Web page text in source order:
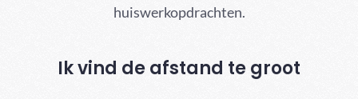
huiswerkopdrachten.
Ik vind de afstand te groot